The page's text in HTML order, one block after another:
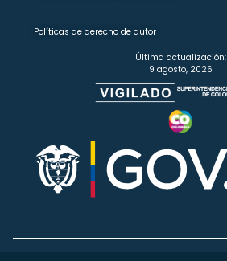
Políticas de derecho de autor
Última actualización:
9 agosto, 2026